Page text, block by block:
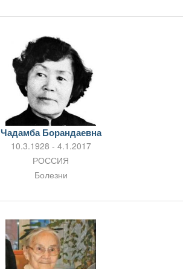
Чадамба Борандаевна
10.3.1928 - 4.1.2017
РОССИЯ
Болезни